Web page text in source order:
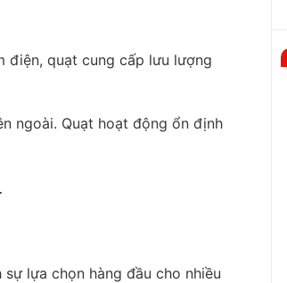
điện, quạt cung cấp lưu lượng
ngoài. Quạt hoạt động ổn định
lựa chọn hàng đầu cho nhiều